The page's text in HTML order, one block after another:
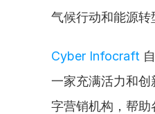
气候行动和能源转
Cyber Infocraft
一家充满活力和
字营销机构，帮